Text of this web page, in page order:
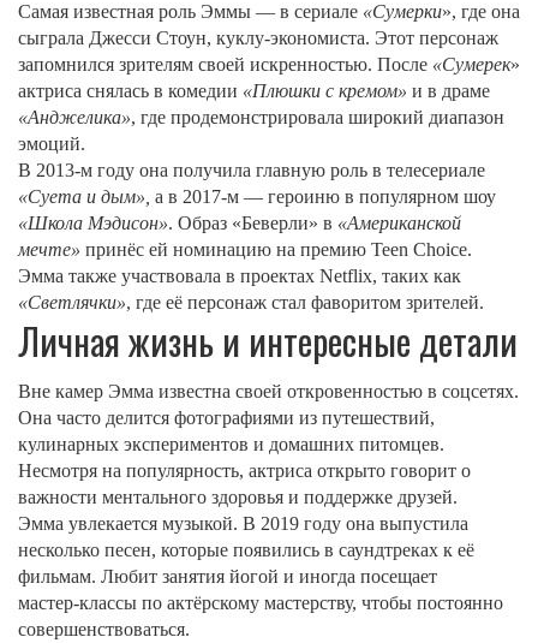
Самая известная роль Эммы — в сериале «Сумерки», где она
сыграла Джесси Стоун, куклу-экономиста. Этот персонаж
запомнился зрителям своей искренностью. После «Сумерек»
актриса снялась в комедии «Плюшки с кремом» и в драме
«Анджелика», где продемонстрировала широкий диапазон
эмоций.
В 2013‑м году она получила главную роль в телесериале
«Суета и дым», а в 2017‑м — героиню в популярном шоу
«Школа Мэдисон». Образ «Беверли» в «Американской
мечте» принёс ей номинацию на премию Teen Choice.
Эмма также участвовала в проектах Netflix, таких как
«Светлячки», где её персонаж стал фаворитом зрителей.
Личная жизнь и интересные детали
Вне камер Эмма известна своей откровенностью в соцсетях.
Она часто делится фотографиями из путешествий,
кулинарных экспериментов и домашних питомцев.
Несмотря на популярность, актриса открыто говорит о
важности ментального здоровья и поддержке друзей.
Эмма увлекается музыкой. В 2019 году она выпустила
несколько песен, которые появились в саундтреках к её
фильмам. Любит занятия йогой и иногда посещает
мастер‑классы по актёрскому мастерству, чтобы постоянно
совершенствоваться.